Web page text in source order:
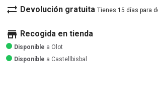
sync_alt Devolución gratuita Tienes 15 días para
store Recogida en tienda
Disponible a Olot
Disponible a Castellbisbal